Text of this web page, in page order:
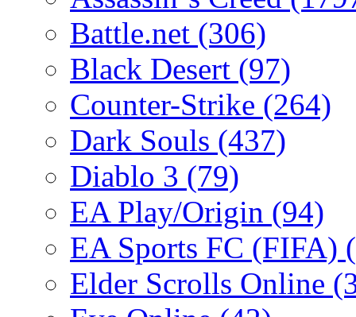
Battle.net (306)
Black Desert (97)
Counter-Strike (264)
Dark Souls (437)
Diablo 3 (79)
EA Play/Origin (94)
EA Sports FC (FIFA)
Elder Scrolls Online